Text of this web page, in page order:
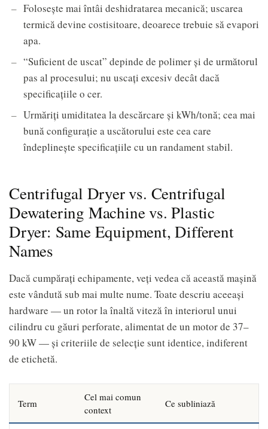
Folosește mai întâi deshidratarea mecanică; uscarea
termică devine costisitoare, deoarece trebuie să evapori
apa.
“Suficient de uscat” depinde de polimer și de următorul
pas al procesului; nu uscați excesiv decât dacă
specificațiile o cer.
Urmăriți umiditatea la descărcare și kWh/tonă; cea mai
bună configurație a uscătorului este cea care
îndeplinește specificațiile cu un randament stabil.
Centrifugal Dryer vs. Centrifugal
Dewatering Machine vs. Plastic
Dryer: Same Equipment, Different
Names
Dacă cumpărați echipamente, veți vedea că această mașină
este vândută sub mai multe nume. Toate descriu aceeași
hardware — un rotor la înaltă viteză în interiorul unui
cilindru cu găuri perforate, alimentat de un motor de 37–
90 kW — și criteriile de selecție sunt identice, indiferent
de etichetă.
Term
Cel mai comun
context
Ce subliniază